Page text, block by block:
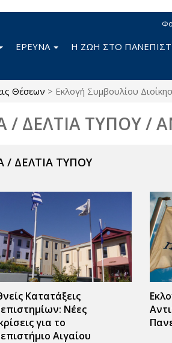
ΕΡΕΥΝΑ Η ΖΩΗ ΣΤΟ
Θέσεων > Εκλογή Συμβουλίου
/ ΔΕΛΤΙΑ ΤΥΠΟΥ /
/ ΔΕΛΤΙΑ ΤΥΠΟΥ
Κατατάξεις
Νέες
για το
Αιγαίου